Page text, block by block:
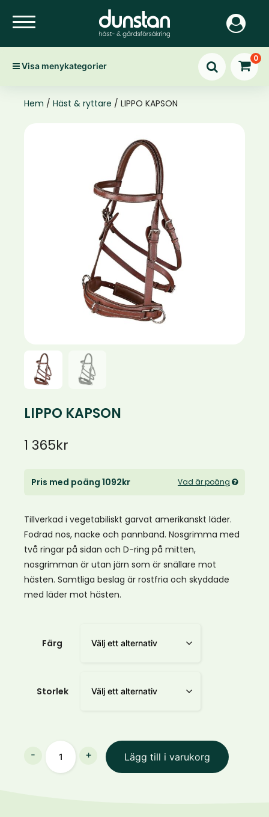
Hem / Häst & ryttare / LIPPO KAPSON
Visa menykategorier
0
LIPPO KAPSON
1 365kr
Pris med poäng 1092kr Vad är poäng
Tillverkad i vegetabiliskt garvat amerikanskt läder.
Fodrad nos, nacke och pannband. Nosgrimma med
två ringar på sidan och D-ring på mitten,
nosgrimman är utan järn som är snällare mot
hästen. Samtliga beslag är rostfria och skyddade
med läder mot hästen.
Färg
Storlek
-
KAPSON
+ Lägg till i varukorg